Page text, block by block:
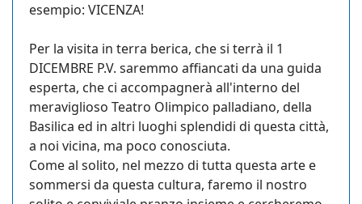
esempio: VICENZA!
Per la visita in terra berica, che si terrà il 1
DICEMBRE P.V. saremmo affiancati da una guida
esperta, che ci accompagnerà all'interno del
meraviglioso Teatro Olimpico palladiano, della
Basilica ed in altri luoghi splendidi di questa città,
a noi vicina, ma poco conosciuta.
Come al solito, nel mezzo di tutta questa arte e
sommersi da questa cultura, faremo il nostro